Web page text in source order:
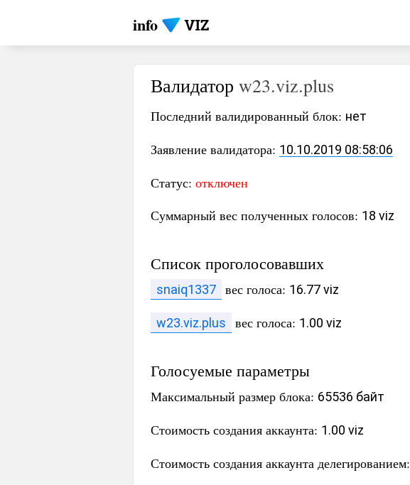
info
Валидатор w23.viz.plus
Последний валидированный блок: нет
Заявление валидатора: 10.10.2019 08:58:06
Статус: отключен
Суммарный вес полученных голосов: 18 viz
Список проголосовавших
snaiq1337 вес голоса: 16.77 viz
w23.viz.plus вес голоса: 1.00 viz
Голосуемые параметры
Максимальный размер блока: 65536 байт
Стоимость создания аккаунта: 1.00 viz
Стоимость создания аккаунта делегированием: